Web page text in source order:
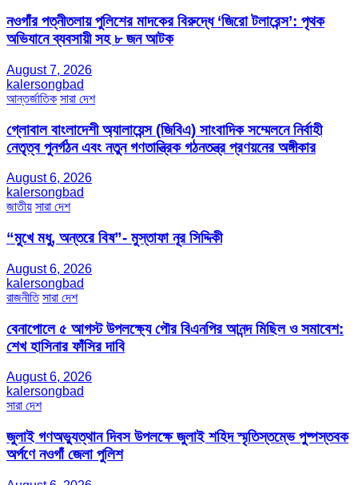
নওগাঁর পত্নীতলায় পুলিশের মাদকের বিরুদ্ধে ‘জিরো টলারেন্স’: পৃথক
অভিযানে ব্যবসায়ী সহ ৮ জন আটক
August 7, 2026
kalersongbad
আন্তর্জাতিক সারা দেশ
গ্লোবাল বাংলাদেশী অ্যালায়েন্স (জিবিএ) সাংবাদিক সম্মেলনে নির্বাহী
নেতৃত্ব পুনর্গঠন এবং নতুন গণতান্ত্রিক গঠনতন্ত্র প্রণয়নের অঙ্গীকার
August 6, 2026
kalersongbad
জাতীয় সারা দেশ
“মুখে মধু, অন্তরে বিষ”- মুস্তাফা নূর সিদ্দিকী
August 6, 2026
kalersongbad
রাজনীতি সারা দেশ
বেনাপোলে ৫ আগস্ট উপলক্ষ্যে পৌর বিএনপির আনন্দ মিছিল ও সমাবেশ:
শেখ হাসিনার ফাঁসির দাবি
August 6, 2026
kalersongbad
সারা দেশ
জুলাই গণঅভ্যুত্থান দিবস উপলক্ষে জুলাই শহিদ স্মৃতিস্তম্ভে পুষ্পস্তবক
অর্পণে নওগাঁ জেলা পুলিশ